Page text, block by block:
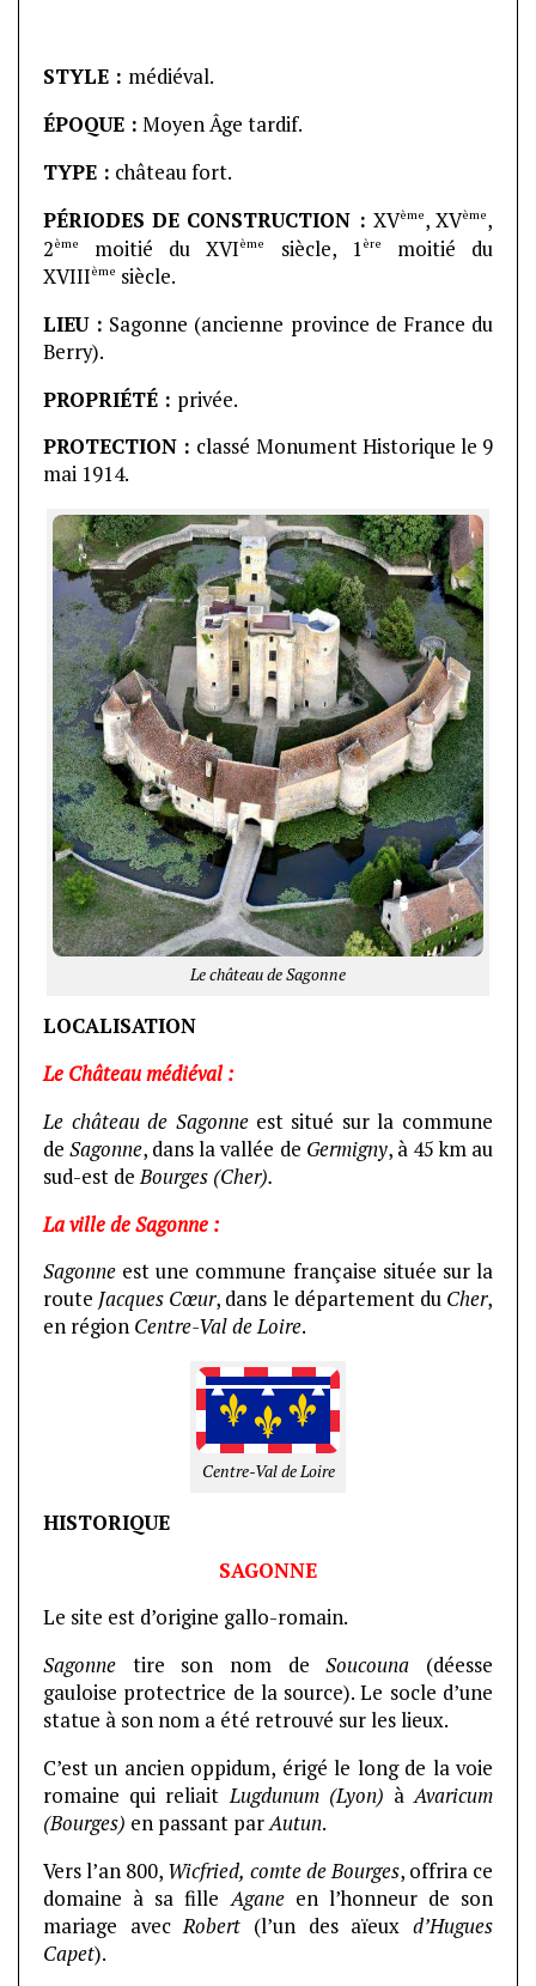
STYLE : médiéval.
ÉPOQUE : Moyen Âge tardif.
TYPE : château fort.
PÉRIODES DE CONSTRUCTION : XVème, XVème,
2ème moitié du XVIème siècle, 1ère
moitié du
XVIIIème siècle.
LIEU : Sagonne (ancienne province de France du
Berry).
PROPRIÉTÉ : privée.
PROTECTION : classé Monument Historique le 9
mai 1914.
Le château de Sagonne
LOCALISATION
Le Château médiéval :
Le château de Sagonneest situé sur la commune
deSagonne, dans la vallée de Germigny, à 45 km au
sud-est deBourges (Cher).
La ville de Sagonne :
Sagonne est une commune française située sur la
route Jacques Cœur, dans le département du Cher,
en région Centre-Val de Loire.
Centre-Val de Loire
HISTORIQUE
SAGONNE
Le site est d’origine gallo-romain.
Sagonne tire son nom deSoucouna (déesse
gauloise protectrice de la source). Le socle d’une
statue à son nom a été retrouvé sur les lieux.
C’est un ancien oppidum, érigé le long de la voie
romaine qui reliaitLugdunum (Lyon) àAvaricum
(Bourges) en passant parAutun.
Vers l’an 800, Wicfried, comte de Bourges, offrira ce
domaine à sa filleAganeen l’honneur de son
mariage avecRobert (l’un des aïeux d’Hugues
Capet).